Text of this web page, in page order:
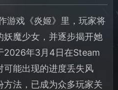
游戏《炎姬》里，玩家将
妖魔少女，并逐步揭开她
2026年3月4日在Steam
可能出现的进度丢失风
方法，已成为众多玩家关